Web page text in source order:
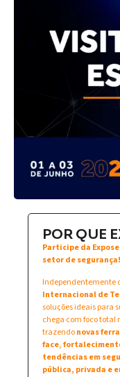
POR QUE
Participe da
setor de segurança!
Independentemente
Internacional de
soluções ideais para
chega com foco total
trazendonovas
face,
tendências em
pública, privada e